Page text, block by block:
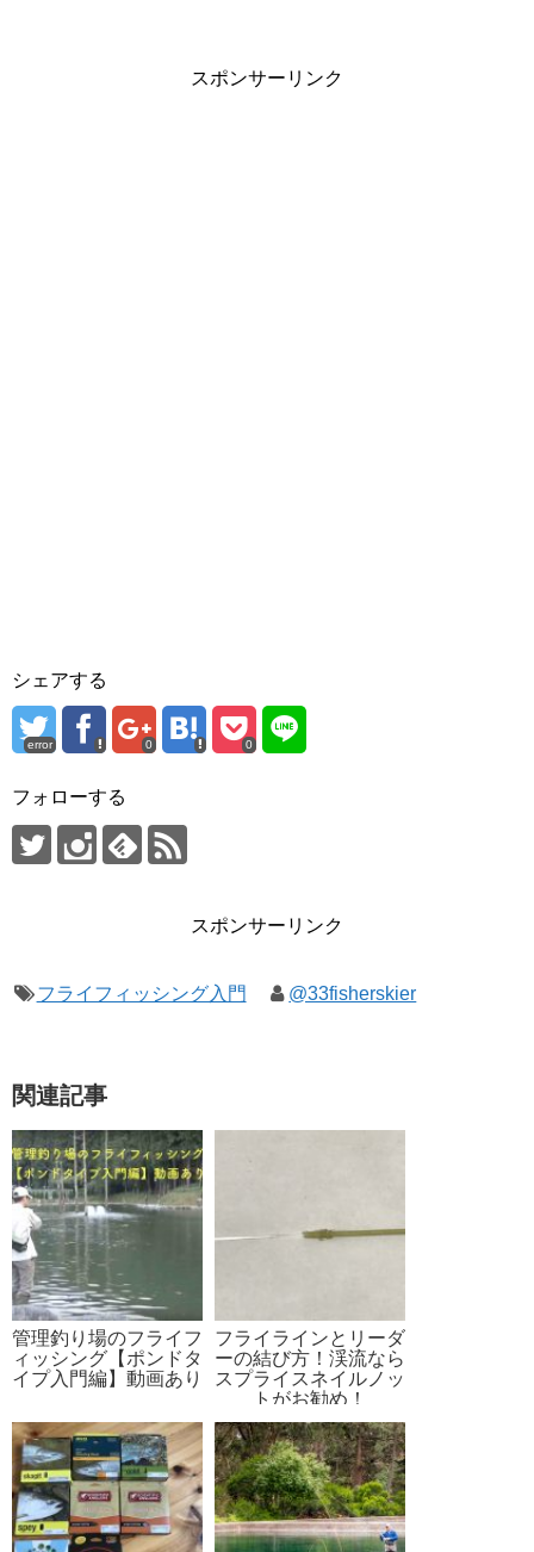
スポンサーリンク
シェアする
error 0 0
フォローする
スポンサーリンク
フライフィッシング入門 @33fisherskier
関連記事
管理釣り場のフライフ
ィッシング【ポンドタ
イプ入門編】動画あり
フライラインとリーダ
ーの結び方！渓流なら
スプライスネイルノッ
トがお勧め！